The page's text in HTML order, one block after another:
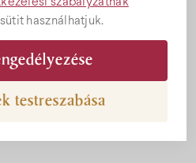
használhatjuk.
testreszabása
Bock & Roll